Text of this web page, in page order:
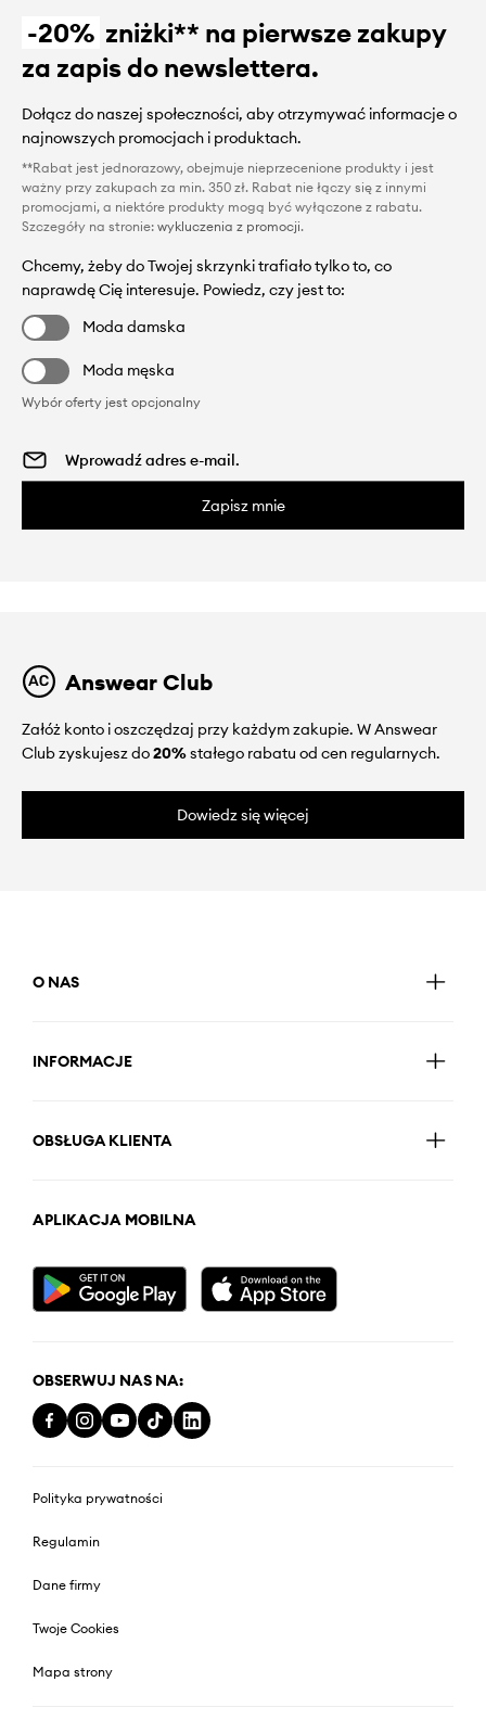
-20% zniżki** na pierwsze zakupy
za zapis do newslettera.
Dołącz do naszej społeczności, aby otrzymywać informacje o
najnowszych promocjach i produktach.
**Rabat jest jednorazowy, obejmuje nieprzecenione produkty i jest
ważny przy zakupach za min. 350 zł. Rabat nie łączy się z innymi
promocjami, a niektóre produkty mogą być wyłączone z rabatu.
Szczegóły na stronie: wykluczenia z promocji.
Chcemy, żeby do Twojej skrzynki trafiało tylko to, co
naprawdę Cię interesuje. Powiedz, czy jest to:
Moda damska
Moda męska
Wybór oferty jest opcjonalny
Zapisz mnie
Answear Club
Załóż konto i oszczędzaj przy każdym zakupie. W Answear
Club zyskujesz do20%stałego rabatu od cen regularnych.
Dowiedz się więcej
O NAS
INFORMACJE
OBSŁUGA KLIENTA
APLIKACJA MOBILNA
OBSERWUJ NAS NA:
Polityka prywatności
Regulamin
Dane firmy
Twoje Cookies
Mapa strony